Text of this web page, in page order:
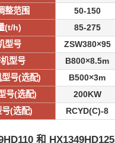
整范围
50-150
(t/h)
85-275
型号
ZSW380×95
型号
B800×8.5m
号(选配)
B500×3m
号(选配)
200KW
号(选配)
RCYD(C)-8
和 HX1349HD125